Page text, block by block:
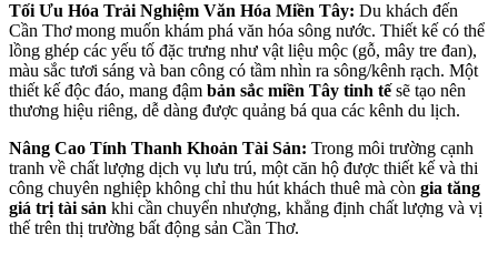
Tối Ưu Hóa Trải Nghiệm Văn Hóa Miền Tây: Du khách đến
Cần Thơ mong muốn khám phá văn hóa sông nước. Thiết kế có thể
lồng ghép các yếu tố đặc trưng như vật liệu mộc (gỗ, mây tre đan),
màu sắc tươi sáng và ban công có tầm nhìn ra sông/kênh rạch. Một
thiết kế độc đáo, mang đậm bản sắc miền Tây tinh tếsẽ tạo nên
thương hiệu riêng, dễ dàng được quảng bá qua các kênh du lịch.
Nâng Cao Tính Thanh Khoản Tài Sản: Trong môi trường cạnh
tranh về chất lượng dịch vụ lưu trú, một căn hộ được thiết kế và thi
công chuyên nghiệp không chỉ thu hút khách thuê mà còn gia tăng
giá trị tài sản khi cần chuyển nhượng, khẳng định chất lượng và vị
thế trên thị trường bất động sản Cần Thơ.